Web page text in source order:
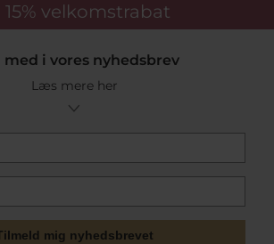
velkomstrabat
med i vores nyhedsbrev
Læs mere her
mig nyhedsbrevet